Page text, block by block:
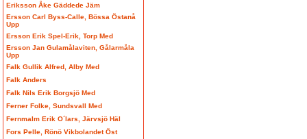
Eriksson Åke Gäddede Jäm
Ersson Carl Byss-Calle, Bössa Östanå
Upp
Ersson Erik Spel-Erik, Torp Med
Ersson Jan Gulamålaviten, Gålarmåla
Upp
Falk Gullik Alfred, Alby Med
Falk Anders
Falk Nils Erik Borgsjö Med
Ferner Folke, Sundsvall Med
Fernmalm Erik O´lars, Järvsjö Häl
Fors Pelle, Rönö Vikbolandet Öst